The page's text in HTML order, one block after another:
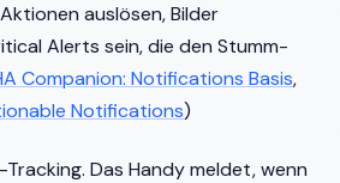
auslösen, Bilder
Alerts sein, die den Stumm-
Companion: Notifications Basis,
Notifications)
Das Handy meldet, wenn